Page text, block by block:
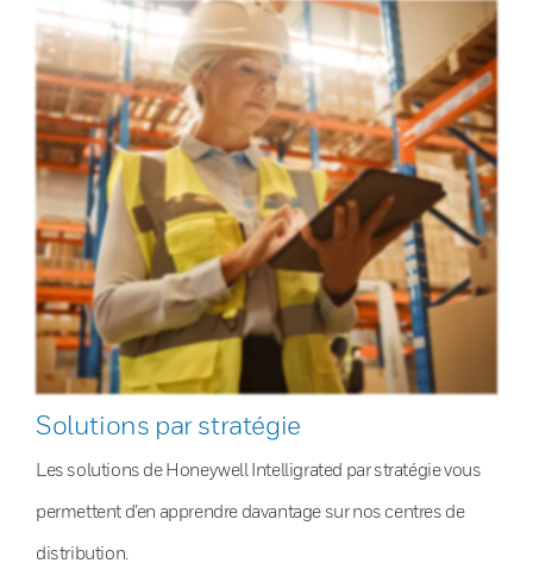
Solutions par stratégie
Les solutions de Honeywell Intelligrated par stratégie vous
permettent d’en apprendre davantage sur nos centres de
distribution.